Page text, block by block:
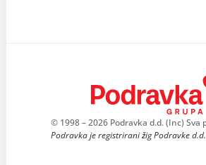
© 1998 – 2026 Podravka d.d. (Inc) Sva
Podravka je registrirani žig Podravke d.d.